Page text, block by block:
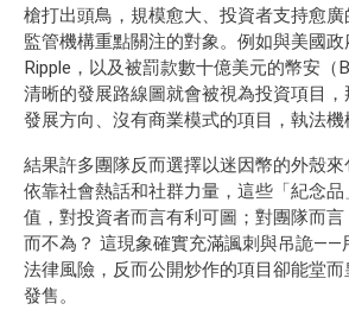
槍打出頭鳥，規模愈大、投資者支持愈
監管機構重點關注的對象。例如與美國
Ripple，以及被罰款數十億美元的幣安（
清晰的發展路線圖就會被視為投資項目
發展方向、沒有商業模式的項目，執法機
結果許多團隊反而選擇以迷因幣的外殼
依靠社會熱話和社群力量，這些「紀念
值，對投資者而言有利可圖；對團隊而
而不為？ 這現象確實充滿諷刺與吊詭——
法律風險，反而公開炒作的項目卻能堂
發售。